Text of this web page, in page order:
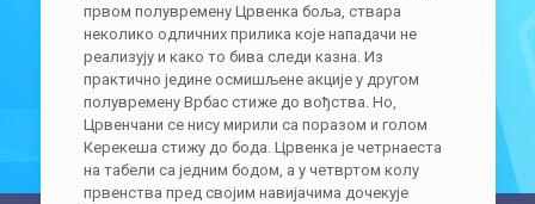
првом полувремену Црвенка боља, ствара
неколико одличних прилика које нападачи не
реализују и како то бива следи казна. Из
практично једине осмишљене акције у другом
полувремену Врбас стиже до вођства. Но,
Црвенчани се нису мирили са поразом и голом
Керекеша стижу до бода. Црвенка је четрнаеста
на табели са једним бодом, а у четвртом колу
првенства пред својим навијачима дочекује